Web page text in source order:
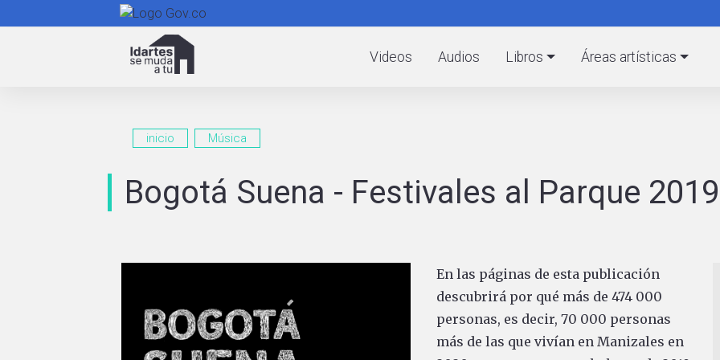
al
contenido
Videos Audios Libros Áreas artísticas
inicio Música
Bogotá Suena - Festivales al Parque 2019
En las páginas de esta publicación
descubrirá por qué más de 474 000
personas, es decir, 70 000 personas
más de las que vivían en Manizales en